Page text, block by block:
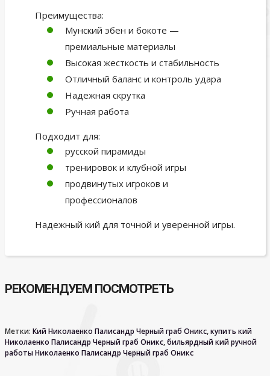
Преимущества:
Мунский эбен и бокоте —
премиальные материалы
Высокая жесткость и стабильность
Отличный баланс и контроль удара
Надежная скрутка
Ручная работа
Подходит для:
русской пирамиды
тренировок и клубной игры
продвинутых игроков и
профессионалов
Надежный кий для точной и уверенной игры.
РЕКОМЕНДУЕМ ПОСМОТРЕТЬ
Метки: Кий Николаенко Палисандр Черный граб Оникс,купить кий
Николаенко Палисандр Черный граб Оникс,бильярдный кий ручной
работы Николаенко Палисандр Черный граб Оникс